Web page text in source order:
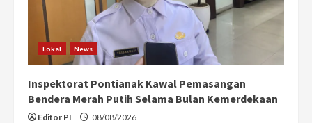
Lokal News
Inspektorat Pontianak Kawal Pemasangan
Bendera Merah Putih Selama Bulan Kemerdekaan
Editor PI 08/08/2026